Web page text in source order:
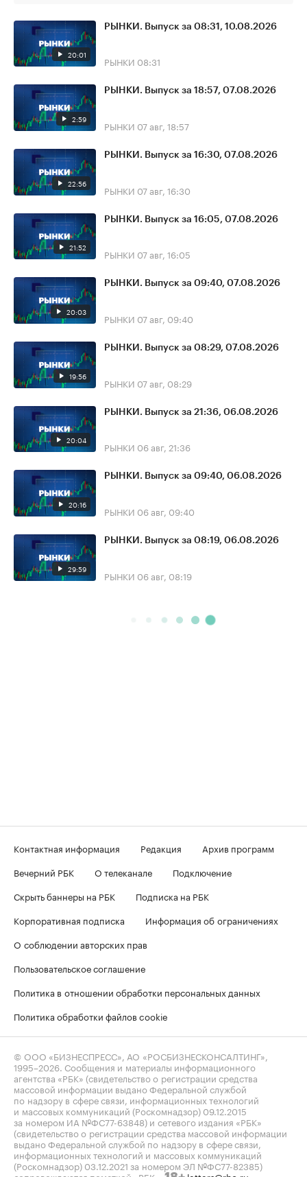
20:01
РЫНКИ. Выпуск за 08:31, 10.08.2026
РЫНКИ 08:31
2:59
РЫНКИ. Выпуск за 18:57, 07.08.2026
РЫНКИ 07 авг, 18:57
22:56
РЫНКИ. Выпуск за 16:30, 07.08.2026
РЫНКИ 07 авг, 16:30
21:52
РЫНКИ. Выпуск за 16:05, 07.08.2026
РЫНКИ 07 авг, 16:05
20:03
РЫНКИ. Выпуск за 09:40, 07.08.2026
РЫНКИ 07 авг, 09:40
19:56
РЫНКИ. Выпуск за 08:29, 07.08.2026
РЫНКИ 07 авг, 08:29
20:04
РЫНКИ. Выпуск за 21:36, 06.08.2026
РЫНКИ 06 авг, 21:36
20:16
РЫНКИ. Выпуск за 09:40, 06.08.2026
РЫНКИ 06 авг, 09:40
29:59
РЫНКИ. Выпуск за 08:19, 06.08.2026
РЫНКИ 06 авг, 08:19
Контактная информация Редакция
Архив программ
Вечерний РБК
О телеканале
Подключение
Скрыть баннеры на РБК
Подписка на РБК
Корпоративная подписка
Информация об ограничениях
О соблюдении авторских прав
Пользовательское соглашение
Политика в отношении обработки персональных данных
Политика обработки файлов cookie
© ООО «БИЗНЕСПРЕСС», АО «РОСБИЗНЕСКОНСАЛТИНГ»,
1995–2026 . Сообщения и материалы информационного
агентства «РБК» (свидетельство о регистрации средства
массовой информации выдано Федеральной службой
по надзору в сфере связи, информационных технологий
и массовых коммуникаций (Роскомнадзор) 09.12.2015
за номером ИА №ФС77-63848) и сетевого издания «РБК»
(свидетельство о регистрации средства массовой информации
выдано Федеральной службой по надзору в сфере связи,
информационных технологий и массовых коммуникаций
(Роскомнадзор) 03.12.2021 за номером ЭЛ №ФС77-82385)